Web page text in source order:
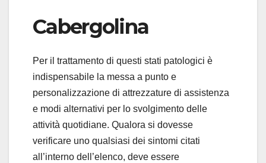
Cabergolina
Per il trattamento di questi stati patologici è
indispensabile la messa a punto e
personalizzazione di attrezzature di assistenza
e modi alternativi per lo svolgimento delle
attività quotidiane. Qualora si dovesse
verificare uno qualsiasi dei sintomi citati
all’interno dell’elenco, deve essere